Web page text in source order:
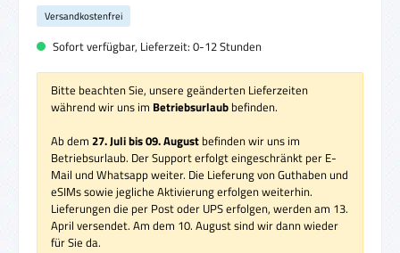
Versandkostenfrei
Sofort verfügbar, Lieferzeit: 0-12 Stunden
Bitte beachten Sie, unsere geänderten Lieferzeiten
während wir uns im Betriebsurlaub befinden.
Ab dem 27. Juli bis 09. August befinden wir uns im
Betriebsurlaub. Der Support erfolgt eingeschränkt per E-
Mail und Whatsapp weiter. Die Lieferung von Guthaben und
eSIMs sowie jegliche Aktivierung erfolgen weiterhin.
Lieferungen die per Post oder UPS erfolgen, werden am 13.
April versendet. Am dem 10. August sind wir dann wieder
für Sie da.